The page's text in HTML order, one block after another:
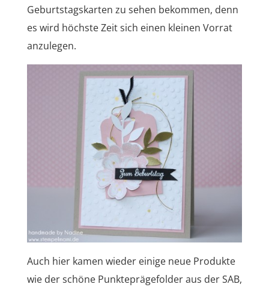
Geburtstagskarten zu sehen bekommen, denn
es wird höchste Zeit sich einen kleinen Vorrat
anzulegen.
Auch hier kamen wieder einige neue Produkte
wie der schöne Punkteprägefolder aus der SAB,